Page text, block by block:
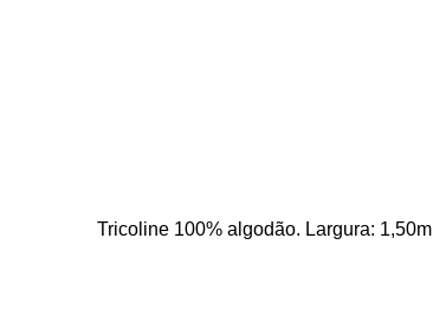
Tricoline 100% algodão. Largura: 1,50m